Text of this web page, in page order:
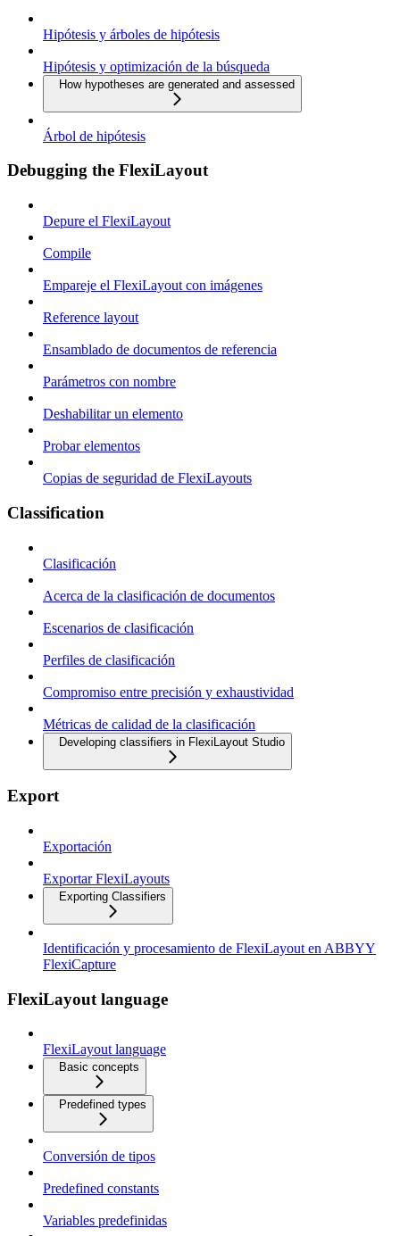
Hipótesis y árboles de hipótesis
Hipótesis y optimización de la búsqueda
How hypotheses are generated and assessed
Árbol de hipótesis
Debugging the FlexiLayout
Depure el FlexiLayout
Compile
Empareje el FlexiLayout con imágenes
Reference layout
Ensamblado de documentos de referencia
Parámetros con nombre
Deshabilitar un elemento
Probar elementos
Copias de seguridad de FlexiLayouts
Classification
Clasificación
Acerca de la clasificación de documentos
Escenarios de clasificación
Perfiles de clasificación
Compromiso entre precisión y exhaustividad
Métricas de calidad de la clasificación
Developing classifiers in FlexiLayout Studio
Export
Exportación
Exportar FlexiLayouts
Exporting Classifiers
Identificación y procesamiento de FlexiLayout en ABBYY
FlexiCapture
FlexiLayout language
FlexiLayout language
Basic concepts
Predefined types
Conversión de tipos
Predefined constants
Variables predefinidas